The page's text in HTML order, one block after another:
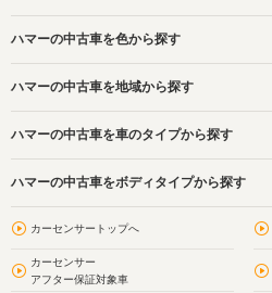
ハマーの中古車を色から探す
ハマーの中古車を地域から探す
ハマーの中古車を車のタイプから探す
ハマーの中古車をボディタイプから探す
カーセンサートップへ
カーセンサー
アフター保証対象車